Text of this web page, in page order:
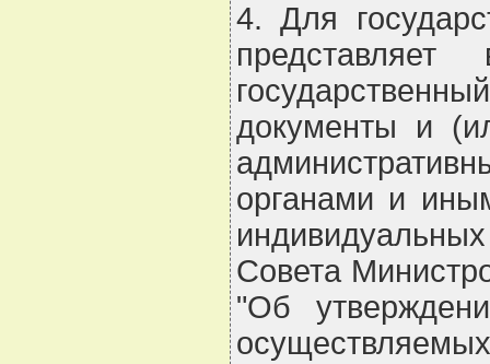
4. Для
документы и
органами и
Совета
"Об